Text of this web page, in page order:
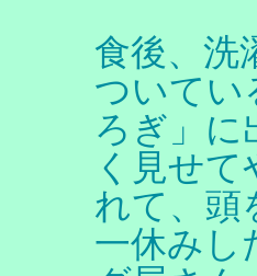
食後、洗
ついてい
ろぎ」に
く見せ
れて、頭
一休みし